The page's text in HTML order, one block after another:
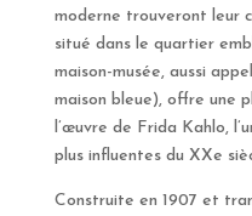
moderne trouveront leur
situé dans le quartier
maison-musée, aussi
maison bleue), offre une
l’œuvre de Frida Kahlo,
plus influentes du XXe
Construite en 1907 et